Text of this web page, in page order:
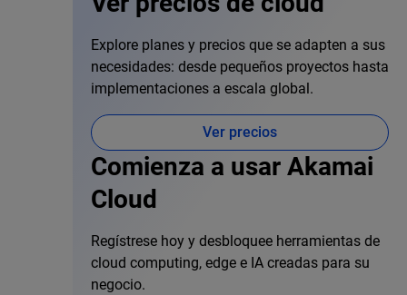
Explore planes y precios que se adapten a sus
necesidades: desde pequeños proyectos hasta
implementaciones a escala global.
Ver precios
Comienza a usar Akamai
Cloud
Regístrese hoy y desbloquee herramientas de
cloud computing, edge e IA creadas para su
negocio.